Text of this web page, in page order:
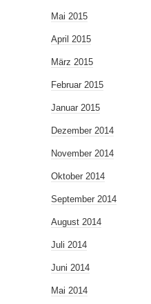
Mai 2015
April 2015
März 2015
Februar 2015
Januar 2015
Dezember 2014
November 2014
Oktober 2014
September 2014
August 2014
Juli 2014
Juni 2014
Mai 2014